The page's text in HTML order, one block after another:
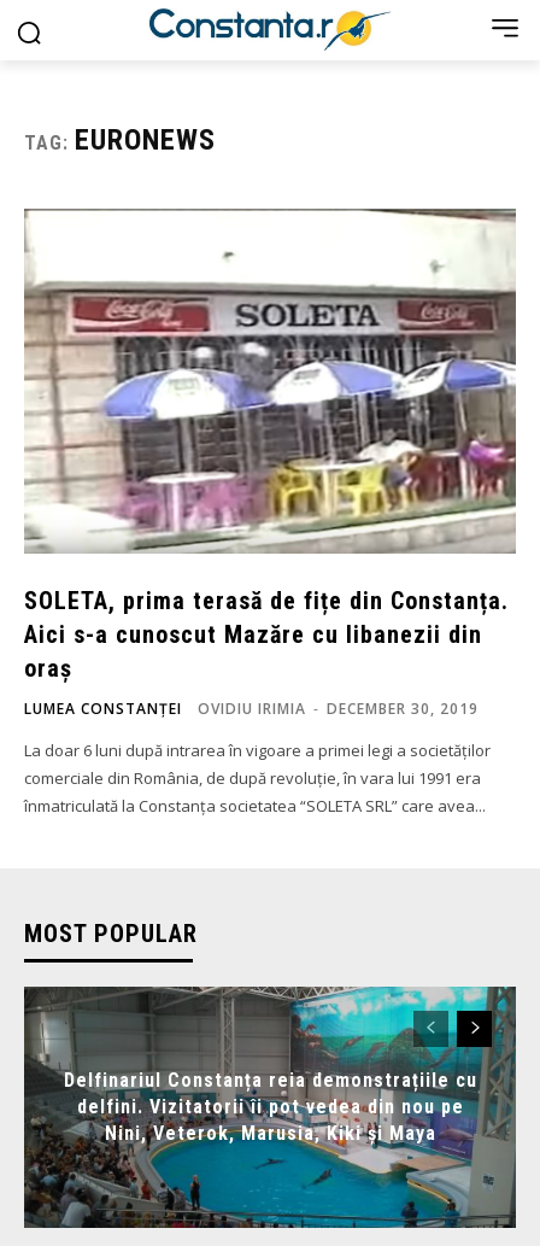
TAG: EURONEWS
SOLETA, prima terasă de fițe din Constanța.
Aici s-a cunoscut Mazăre cu libanezii din
oraș
LUMEA CONSTANȚEI OVIDIU IRIMIA - DECEMBER 30, 2019
La doar 6 luni după intrarea în vigoare a primei legi a societăților
comerciale din România, de după revoluție, în vara lui 1991 era
înmatriculată la Constanța societatea “SOLETA SRL” care avea...
MOST POPULAR
Delfinariul Constanța reia demonstrațiile cu
delfini. Vizitatorii îi pot vedea din nou pe
Nini, Veterok, Marusia, Kiki și Maya